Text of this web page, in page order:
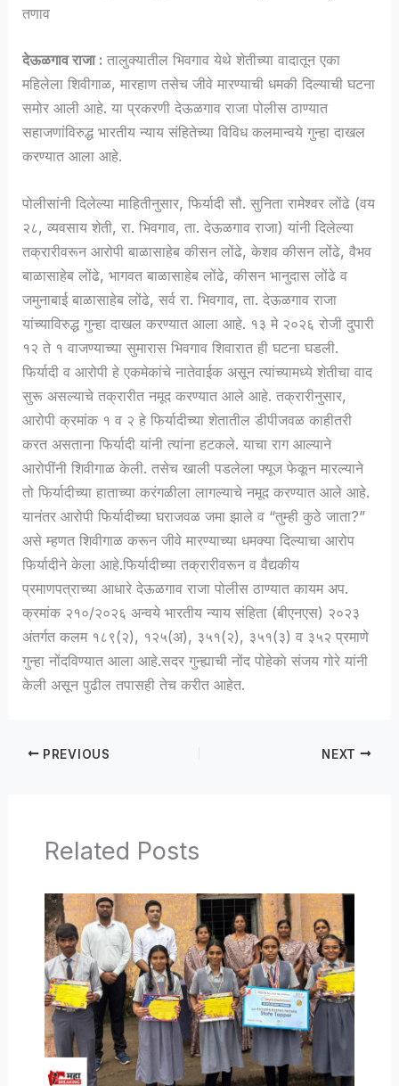
तणाव
देऊळगाव राजा : तालुक्यातील भिवगाव येथे शेतीच्या वादातून एका
महिलेला शिवीगाळ, मारहाण तसेच जीवे मारण्याची धमकी दिल्याची घटना
समोर आली आहे. या प्रकरणी देऊळगाव राजा पोलीस ठाण्यात
सहाजणांविरुद्ध भारतीय न्याय संहितेच्या विविध कलमान्वये गुन्हा दाखल
करण्यात आला आहे.
पोलीसांनी दिलेल्या माहितीनुसार, फिर्यादी सौ. सुनिता रामेश्वर लोंढे (वय
२८, व्यवसाय शेती, रा. भिवगाव, ता. देऊळगाव राजा) यांनी दिलेल्या
तक्रारीवरून आरोपी बाळासाहेब कीसन लोंढे, केशव कीसन लोंढे, वैभव
बाळासाहेब लोंढे, भागवत बाळासाहेब लोंढे, कीसन भानुदास लोंढे व
जमुनाबाई बाळासाहेब लोंढे, सर्व रा. भिवगाव, ता. देऊळगाव राजा
यांच्याविरुद्ध गुन्हा दाखल करण्यात आला आहे. १३ मे २०२६ रोजी दुपारी
१२ ते १ वाजण्याच्या सुमारास भिवगाव शिवारात ही घटना घडली.
फिर्यादी व आरोपी हे एकमेकांचे नातेवाईक असून त्यांच्यामध्ये शेतीचा वाद
सुरू असल्याचे तक्रारीत नमूद करण्यात आले आहे. तक्रारीनुसार,
आरोपी क्रमांक १ व २ हे फिर्यादीच्या शेतातील डीपीजवळ काहीतरी
करत असताना फिर्यादी यांनी त्यांना हटकले. याचा राग आल्याने
आरोपींनी शिवीगाळ केली. तसेच खाली पडलेला फ्यूज फेकून मारल्याने
तो फिर्यादीच्या हाताच्या करंगळीला लागल्याचे नमूद करण्यात आले आहे.
यानंतर आरोपी फिर्यादीच्या घराजवळ जमा झाले व “तुम्ही कुठे जाता?”
असे म्हणत शिवीगाळ करून जीवे मारण्याच्या धमक्या दिल्याचा आरोप
फिर्यादीने केला आहे.फिर्यादीच्या तक्रारीवरून व वैद्यकीय
प्रमाणपत्राच्या आधारे देऊळगाव राजा पोलीस ठाण्यात कायम अप.
क्रमांक २१०/२०२६ अन्वये भारतीय न्याय संहिता (बीएनएस) २०२३
अंतर्गत कलम १८९(२), १२५(अ), ३५१(२), ३५१(३) व ३५२ प्रमाणे
गुन्हा नोंदविण्यात आला आहे.सदर गुन्ह्याची नोंद पोहेकाे संजय गोरे यांनी
केली असून पुढील तपासही तेच करीत आहेत.
PREVIOUS NEXT
Related Posts